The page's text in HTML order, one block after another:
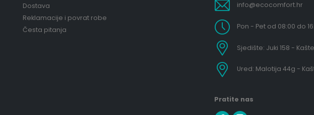
Dostava
Reklamacije i povrat robe
Česta pitanja
info@ecocomfort.hr
Pon - Pet od 08:00 do
Sjedište: Juki 158 -
Ured: Malotija 44g -
Pratite nas